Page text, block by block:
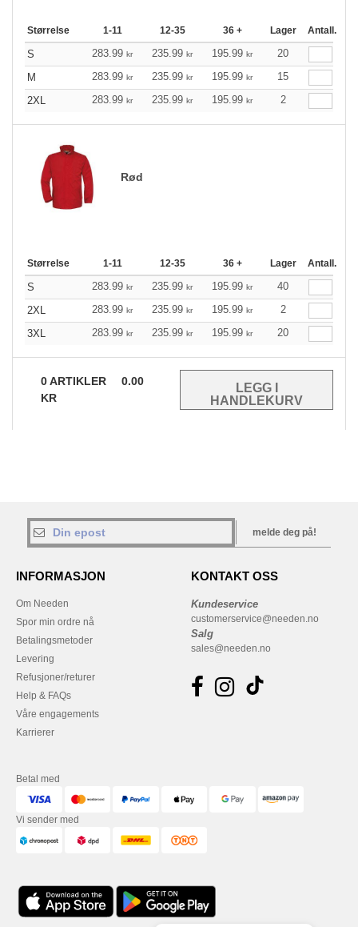
Størrelse 1-11 12-35 36 + Lager Antall.
S 283.99 kr 235.99 kr 195.99 kr
20
M
283.99 kr 235.99 kr 195.99 kr
15
2XL
283.99 kr 235.99 kr 195.99 kr 2
Rød
Størrelse 1-11 12-35 36 + Lager Antall.
S 283.99 kr 235.99 kr 195.99 kr
40
2XL
283.99 kr 235.99 kr 195.99 kr
2
3XL
283.99 kr 235.99 kr 195.99 kr 20
0ARTIKLER
0.00
KR
melde deg på!
INFORMASJON
Om Needen
Spor min ordre nå
Betalingsmetoder
Levering
Refusjoner/returer
Help & FAQs
Våre engagements
Karrierer
KONTAKT OSS
Kundeservice
customerservice@needen.no
Salg
sales@needen.no
Betal med
Vi sender med